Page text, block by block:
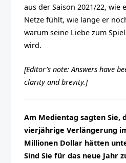
aus der Saison 2021/22, wie
Netze fühlt, wie lange er
warum seine Liebe zum
wird.
[Editor’s note: Answers have
clarity and brevity.]
Am Medientag sagten Sie,
vierjährige Verlängerung
Millionen Dollar hätten
Sind Sie für das neue Jahr